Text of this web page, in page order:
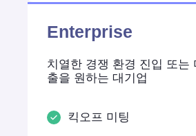
Enterprise
치열한 경쟁 환경 진입 또는
출을 원하는 대기업
킥오프 미팅